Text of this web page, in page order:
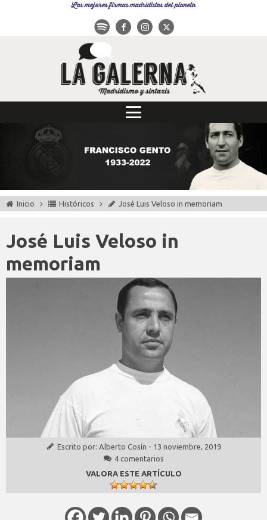
Las mejores firmas madridistas del planeta
Inicio Históricos José Luis Veloso in memoriam
José Luis Veloso in
memoriam
Escrito por: Alberto Cosín - 13 noviembre, 2019
4 comentarios
VALORA ESTE ARTÍCULO